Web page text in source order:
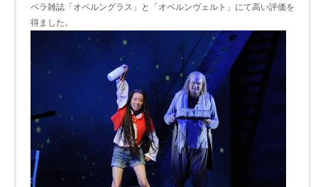
ペラ雑誌「オペルングラス」と「オペルンヴェルト」にて高い評価を
得ました。